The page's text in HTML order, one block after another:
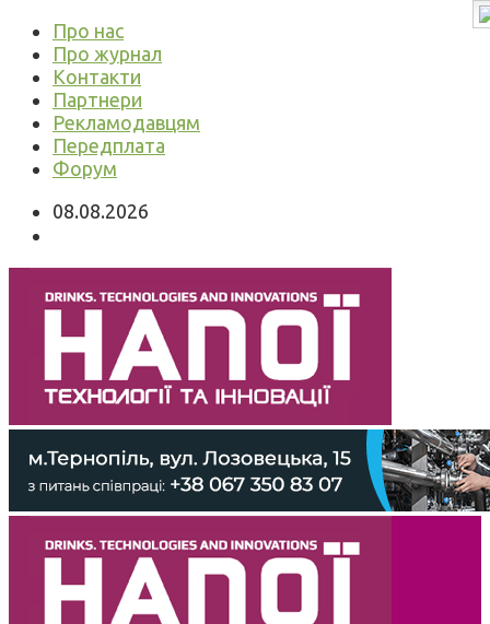
Про нас
Про журнал
Контакти
Партнери
Рекламодавцям
Передплата
Форум
08.08.2026